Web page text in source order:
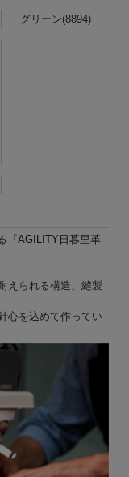
グリーン(8894)
『AGILITY日暮里革
えられる構造、縫製
心を込めて作ってい